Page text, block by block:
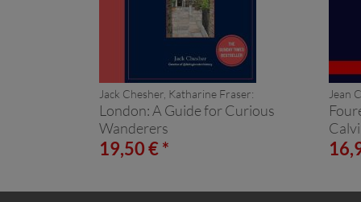
Jack Chesher, Katharine Fraser:
London: A Guide for Curious
Wanderers
19,50 € *
Jean